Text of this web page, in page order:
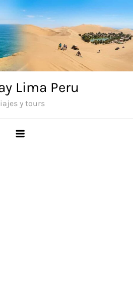
Lima Peru
y tours